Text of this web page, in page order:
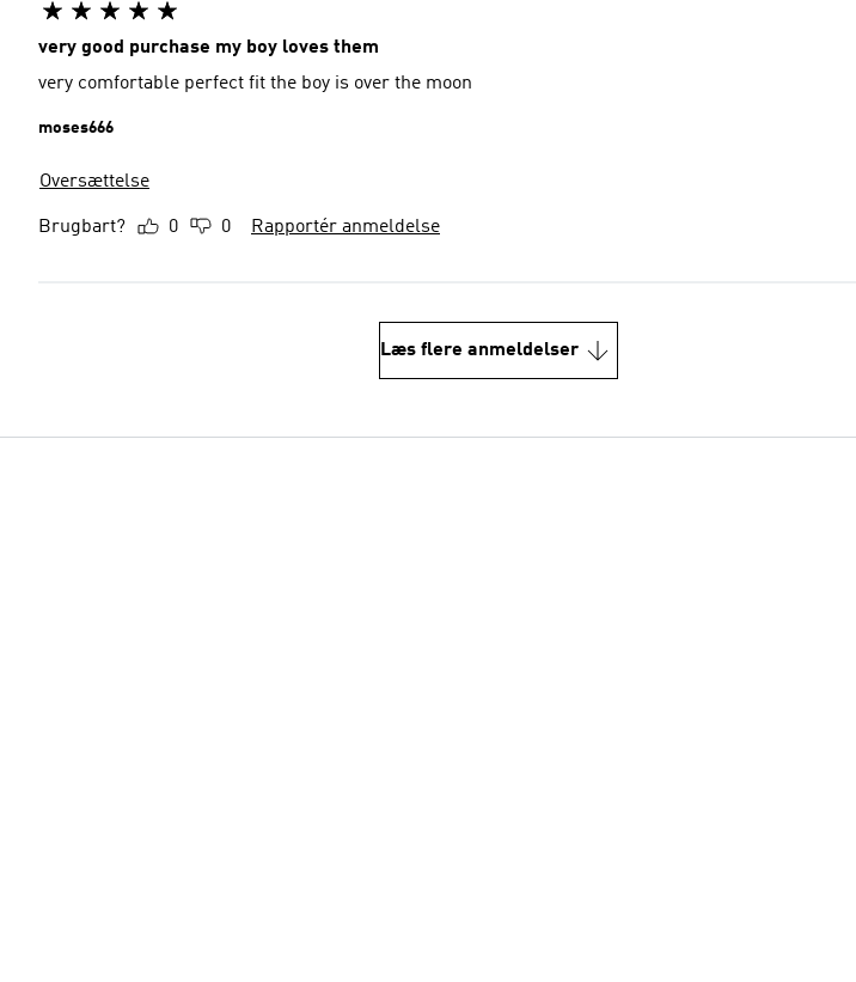
very good purchase my boy loves them
very comfortable perfect fit the boy is over the moon
moses666
Oversættelse
Brugbart? 0 0 Rapportér anmeldelse
Læs flere anmeldelser